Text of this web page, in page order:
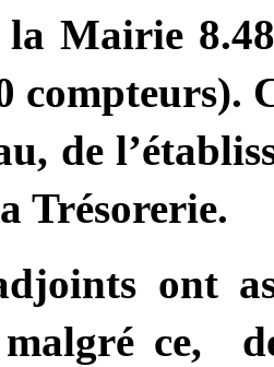
Mairie
compteurs).
de
Trésorerie.
ont
ce,